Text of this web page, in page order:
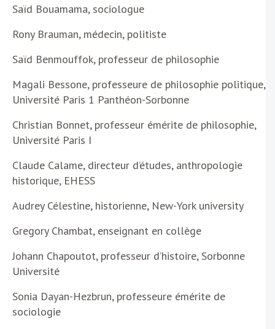
Saïd Bouamama, sociologue
Rony Brauman, médecin, politiste
Saïd Benmouffok, professeur de philosophie
Magali Bessone, professeure de philosophie politique,
Université Paris 1 Panthéon-Sorbonne
Christian Bonnet, professeur émérite de philosophie,
Université Paris I
Claude Calame, directeur d’études, anthropologie
historique, EHESS
Audrey Célestine, historienne, New-York university
Gregory Chambat, enseignant en collège
Johann Chapoutot, professeur d’histoire, Sorbonne
Université
Sonia Dayan-Hezbrun, professeure émérite de
sociologie